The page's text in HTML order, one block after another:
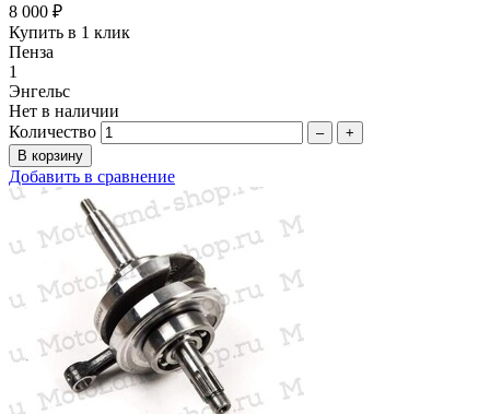
8 000 ₽
Купить в 1 клик
Пенза
1
Энгельс
Нет в наличии
Количество
– +
Добавить в сравнение